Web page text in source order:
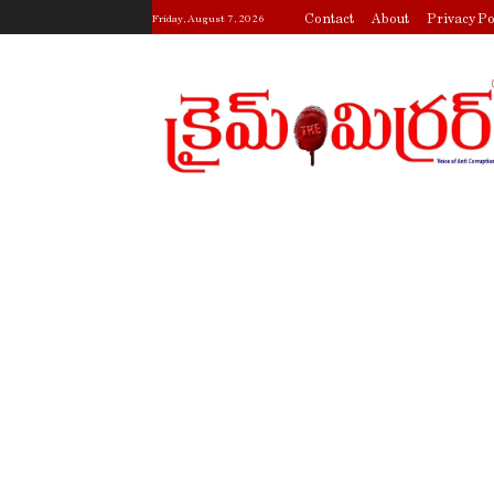
Friday, August 7, 2026 Contact About Privacy